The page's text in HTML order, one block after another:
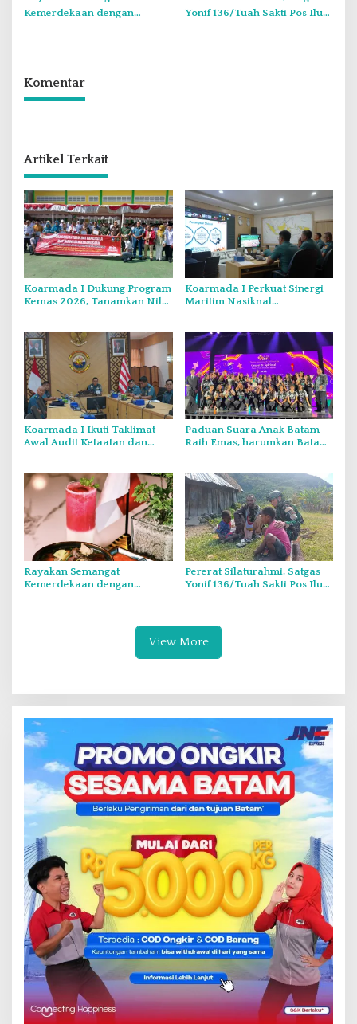
Kemerdekaan dengan
Yonif 136/Tuah Sakti Pos Ilu
Komentar
Artikel Terkait
Koarmada I Dukung Program
Kemas 2026, Tanamkan Nilai
Koarmada I Perkuat Sinergi
Maritim Nasiknal
Laut Natuna Utara
Koarmada I Ikuti Taklimat
Awal Audit Ketaatan dan
Paduan Suara Anak Batam
Raih Emas, harumkan Batam
Rayakan Semangat
Kemerdekaan dengan
Pererat Silaturahmi, Satgas
Yonif 136/Tuah Sakti Pos Ilu
View More